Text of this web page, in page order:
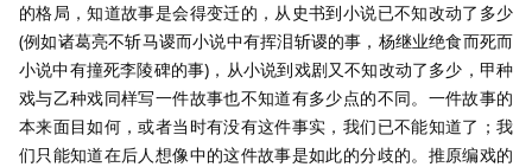
的格局，知道故事是会得变迁的，从史书到小说已不知改动了多少
(例如诸葛亮不斩马谡而小说中有挥泪斩谡的事，杨继业绝食而死而
小说中有撞死李陵碑的事)，从小说到戏剧又不知改动了多少，甲种
戏与乙种戏同样写一件故事也不知道有多少点的不同。一件故事的
本来面目如何，或者当时有没有这件事实，我们已不能知道了；我
们只能知道在后人想像中的这件故事是如此的分歧的。推原编戏的